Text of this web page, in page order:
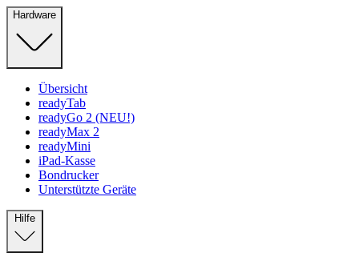
Hardware
Übersicht
readyTab
readyGo 2 (NEU!)
readyMax 2
readyMini
iPad-Kasse
Bondrucker
Unterstützte Geräte